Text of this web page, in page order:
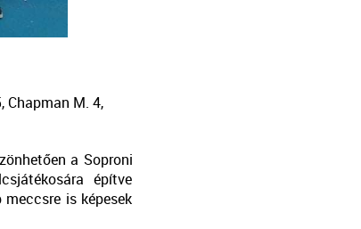
Chapman M. 4,
a Soproni
építve
is képesek